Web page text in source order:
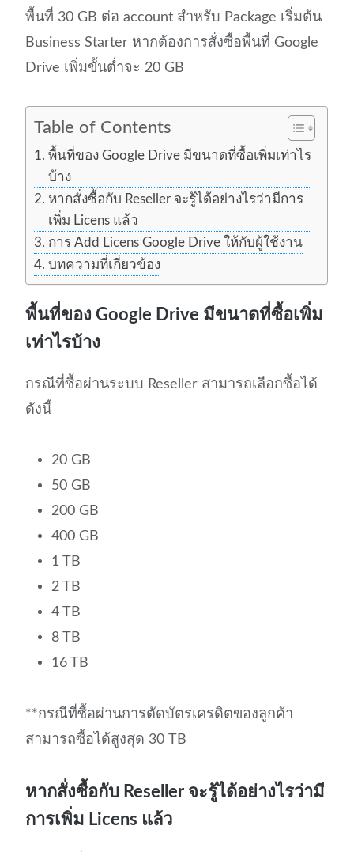
พื้นที่ 30 GB ต่อ account สำหรับ Package เริ่มต้น
Business Starter หากต้องการสั่งซื้อพื้นที่ Google
Drive เพิ่มขั้นต่ำจะ 20 GB
Table of Contents
พื้นที่ของ Google Drive มีขนาดที่ซื้อเพิ่มเท่าไร
บ้าง
หากสั่งซื้อกับ Reseller จะรู้ได้อย่างไรว่ามีการ
เพิ่ม Licens แล้ว
การ Add Licens Google Drive ให้กับผู้ใช้งาน
บทความที่เกี่ยวข้อง
พื้นที่ของ Google Drive มีขนาดที่ซื้อเพิ่ม
เท่าไรบ้าง
กรณีที่ซื้อผ่านระบบ Reseller สามารถเลือกซื้อได้
ดังนี้
20 GB
50 GB
200 GB
400 GB
1 TB
2 TB
4 TB
8 TB
16 TB
**กรณีที่ซื้อผ่านการตัดบัตรเครดิตของลูกค้า
สามารถซื้อได้สูงสุด 30 TB
หากสั่งซื้อกับ Reseller จะรู้ได้อย่างไรว่ามี
การเพิ่ม Licens แล้ว